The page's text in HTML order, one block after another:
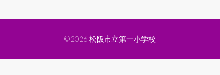
©2026 松阪市立第一小学校